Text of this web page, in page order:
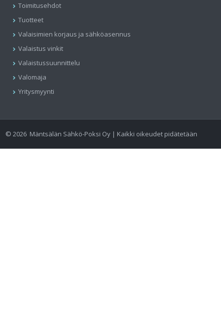
Toimitusehdot
Tuotteet
Valaisimien korjaus ja sähköasennus
Valaistus vinkit
Valaistussuunnittelu
Valomaja
Yritysmyynti
©2026 Mäntsälän Sähkö-Poksi Oy | Kaikki oikeudet pidätetään